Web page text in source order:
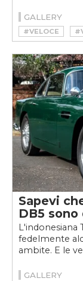
GALLERY
#VELOCE
Sapevi
DB5
L'indonesiana
fedelmente
ambite. E le
GALLERY